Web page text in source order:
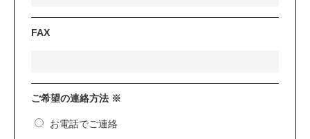
FAX
ご希望の連絡方法 ※
お電話でご連絡